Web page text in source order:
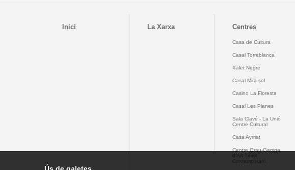
Inici La Xarxa Centres
Casa de Cultura
Casal Torreblanca
Xalet Negre
Casal Mira-sol
Casino La Floresta
Casal Les Planes
Sala Clavé - La Unió
Centre Cultural
Casa Aymat
Centre Grau-Garriga
d'Art Tèxtil
Contemporani